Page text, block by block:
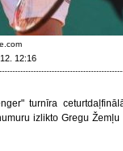
12:16
turnīra
izlikto Gregu